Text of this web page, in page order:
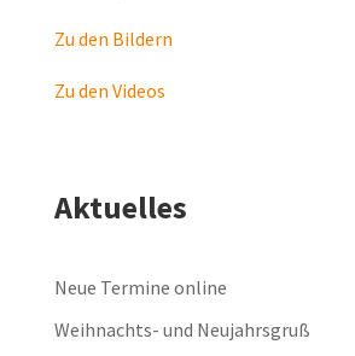
Zu den Bildern
Zu den Videos
Aktuelles
Neue Termine online
Weihnachts- und Neujahrsgruß